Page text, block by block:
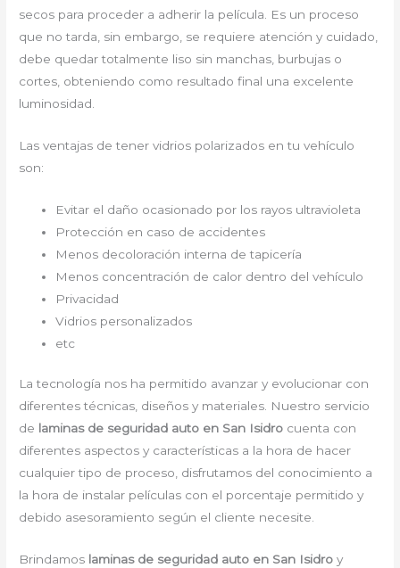
secos para proceder a adherir la película. Es un proceso
que no tarda, sin embargo, se requiere atención y cuidado,
debe quedar totalmente liso sin manchas, burbujas o
cortes, obteniendo como resultado final una excelente
luminosidad.
Las ventajas de tener vidrios polarizados en tu vehículo
son:
Evitar el daño ocasionado por los rayos ultravioleta
Protección en caso de accidentes
Menos decoloración interna de tapicería
Menos concentración de calor dentro del vehículo
Privacidad
Vidrios personalizados
etc
La tecnología nos ha permitido avanzar y evolucionar con
diferentes técnicas, diseños y materiales. Nuestro servicio
de laminas de seguridad auto en San Isidro cuenta con
diferentes aspectos y características a la hora de hacer
cualquier tipo de proceso, disfrutamos del conocimiento a
la hora de instalar películas con el porcentaje permitido y
debido asesoramiento según el cliente necesite.
Brindamos laminas de seguridad auto en San Isidroy